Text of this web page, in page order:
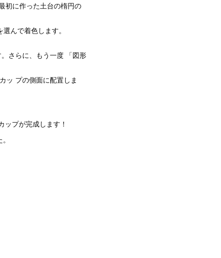
初に作った土台の楕円の
んで着色します。
さらに、もう一度 「図形
ッ プの側面に配置しま
プが完成します！